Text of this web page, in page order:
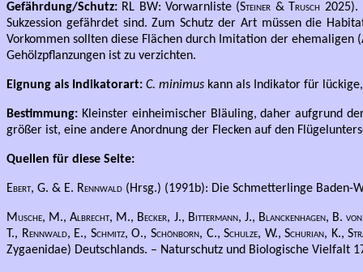
Gefährdung/Schutz: RL BW: Vorwarnliste (Steiner & Trusch 2025).
Sukzession gefährdet sind. Zum Schutz der Art müssen die
Vorkommen sollten diese Flächen durch Imitation der ehemaligen
Gehölzpflanzungen ist zu verzichten.
Eignung als Indikatorart: C. minimus kann als Indikator für
Bestimmung: Kleinster einheimischer Bläuling, daher aufgrund
größer ist, eine andere Anordnung der Flecken auf den
Quellen für diese Seite:
Ebert, G. & E. Rennwald (Hrsg.) (1991b): Die Schmetterlinge Baden-
Musche, M., Albrecht, M., Becker, J., Bittermann, J., Blanckenhagen, B.
T., Rennwald, E., Schmitz, O., Schönborn, C., Schulze, W., Schurian, K.,
Zygaenidae) Deutschlands. – Naturschutz und Biologische Vielfalt